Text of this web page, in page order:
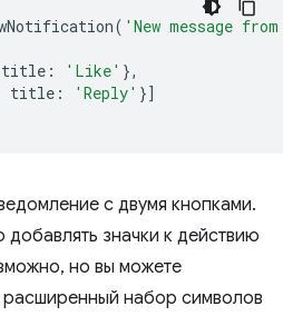
( 'New message
title : 'Like' },
title : 'Reply' }]
с двумя кнопками.
значки к действию
но вы можете
расширенный набор символов